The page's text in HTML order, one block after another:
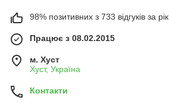
98% позитивних з 733 відгуків за рік
Працює з 08.02.2015
м. Хуст
Хуст, Україна
Контакти